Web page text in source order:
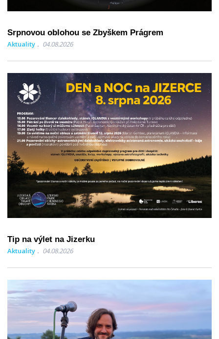
Srpnovou oblohou se Zbyškem Prágrem
Aktuality 04.08.2026
Tip na výlet na Jizerku
Aktuality 04.08.2026